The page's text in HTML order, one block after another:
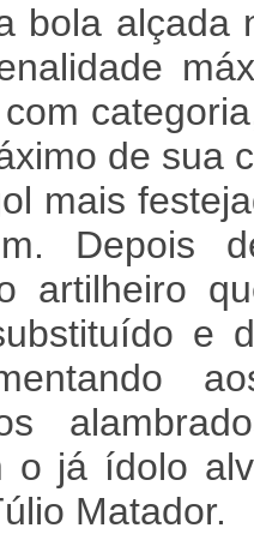
bola alçada
de sua
mais
Depois
artilheiro
e
o já ídolo
Matador.